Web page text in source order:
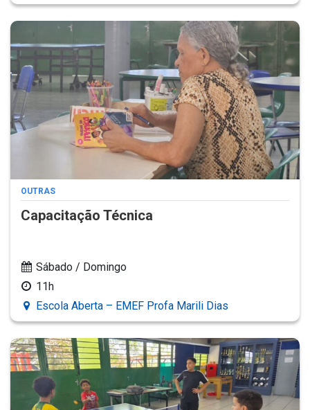
OUTRAS
Capacitação Técnica
Sábado / Domingo
11h
Escola Aberta – EMEF Profa Marili Dias